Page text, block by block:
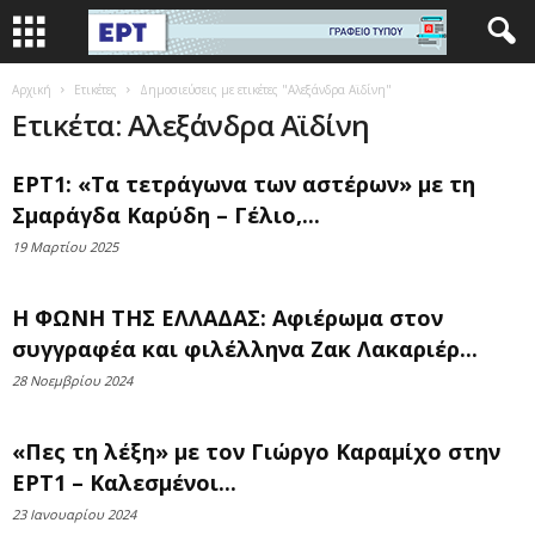
Αρχική Ετικέτες Δημοσιεύσεις με ετικέτες "Αλεξάνδρα Αϊδίνη"
Ετικέτα: Αλεξάνδρα Αϊδίνη
ΕΡΤ1: «Τα τετράγωνα των αστέρων» με τη
Σμαράγδα Καρύδη – Γέλιο,...
19 Μαρτίου 2025
Η ΦΩΝΗ ΤΗΣ ΕΛΛΑΔΑΣ: Αφιέρωμα στον
συγγραφέα και φιλέλληνα Zακ Λακαριέρ...
28 Νοεμβρίου 2024
«Πες τη λέξη» με τον Γιώργο Καραμίχο στην
ΕΡΤ1 – Καλεσμένοι...
23 Ιανουαρίου 2024